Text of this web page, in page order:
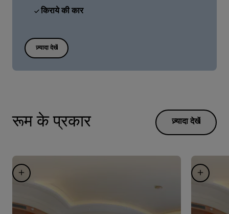
किराये की कार
ज़्यादा देखें
रूम के प्रकार ज़्यादा देखें